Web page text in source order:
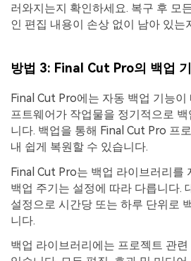
러와지는지 확인하세요. 복구 후 모
인 편집 내용이 손상 없이 남아 있는
방법 3: Final Cut Pro의 백업
Final Cut Pro에는 자동 백업 기능이
프트웨어가 작업물을 정기적으로
니다. 백업을 통해 Final Cut Pro 프
내 쉽게 복원할 수 있습니다.
Final Cut Pro는 백업 라이브러리를
백업 주기는 설정에 따라 다릅니다.
설정으로 시간당 또는 하루 단위로
니다.
백업 라이브러리에는 프로젝트 관